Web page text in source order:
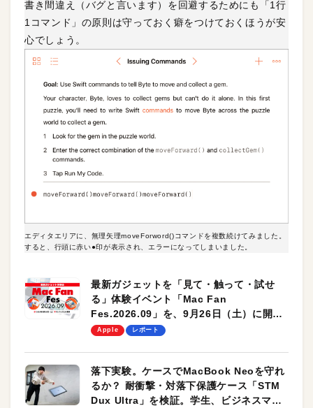
書き間違え（バグと言います）を回避するためにも「1行
1コマンド」の原則は守っておく癖をつけておくほうが安
心でしょう。
エディタエリアに、無理矢理moveForword()コマンドを複数続けてみました。
すると、行頭に赤い●印が表示され、エラーになってしまいました。
最新ガジェットを「見て・触って・試せ
る」体験イベント「Mac Fan
Fes.2026.09」を、9月26日（土）に開催
します！
Apple レポート
落下実験。ケースでMacBook Neoを守れ
るか？ 耐衝撃・対落下保護ケース「STM
Dux Ultra」を検証。学生、ビジネスマン